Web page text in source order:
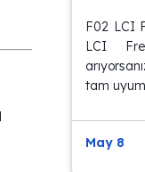
F02 LCI
LCI
tam
May 8